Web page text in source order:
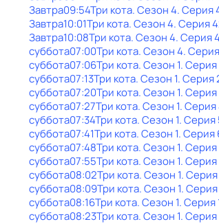
Завтра09:54Три кота. Сезон 4. Серия
Завтра10:01Три кота. Сезон 4. Серия
Завтра10:08Три кота. Сезон 4. Серия
суббота07:00Три кота. Сезон 4.
суббота07:06Три кота. Сезон 1. Серия
суббота07:13Три кота. Сезон 1. Серия
суббота07:20Три кота. Сезон 1. Серия
суббота07:27Три кота. Сезон 1. Серия
суббота07:34Три кота. Сезон 1. Серия
суббота07:41Три кота. Сезон 1. Серия
суббота07:48Три кота. Сезон 1. Серия
суббота07:55Три кота. Сезон 1.
суббота08:02Три кота. Сезон 1.
суббота08:09Три кота. Сезон 1. Серия
суббота08:16Три кота. Сезон 1. Серия
суббота08:23Три кота. Сезон 1. Серия